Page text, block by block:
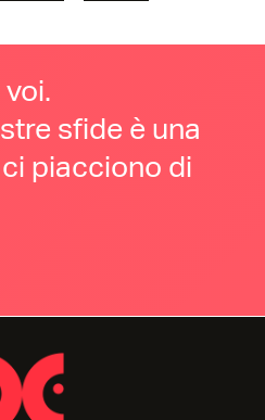
sfide è una
piacciono di